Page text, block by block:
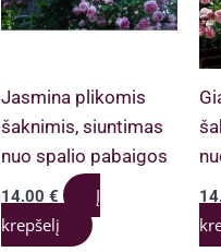
Jasmina plikomis
šaknimis, siuntimas
nuo spalio pabaigos
14.00€
Į
krepšelį